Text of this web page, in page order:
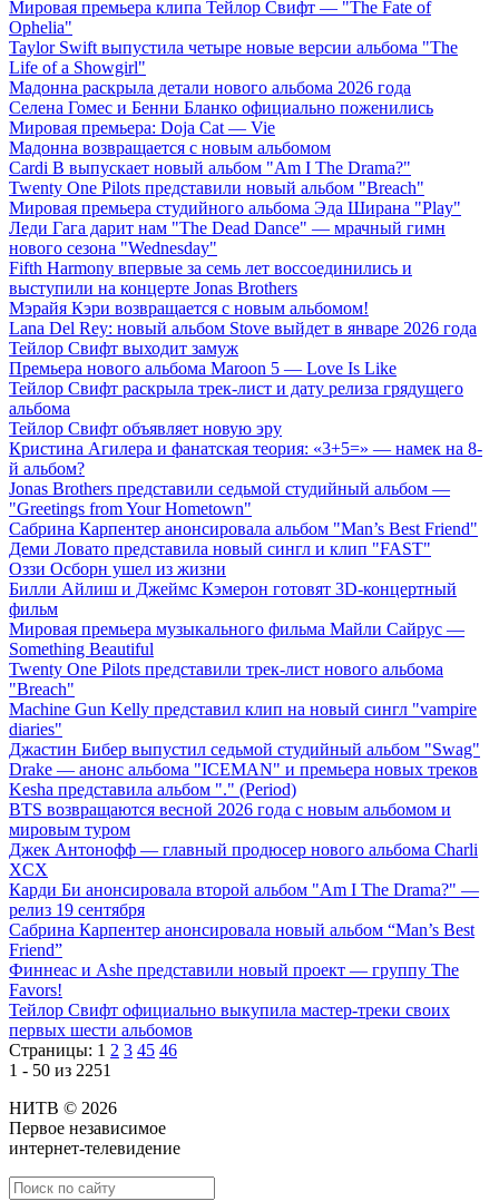
Мировая премьера клипа Тейлор Свифт — "The Fate of
Ophelia"
Taylor Swift выпустила четыре новые версии альбома "The
Life of a Showgirl"
Мадонна раскрыла детали нового альбома 2026 года
Селена Гомес и Бенни Бланко официально поженились
Мировая премьера: Doja Cat — Vie
Мадонна возвращается с новым альбомом
Cardi B выпускает новый альбом "Am I The Drama?"
Twenty One Pilots представили новый альбом "Breach"
Мировая премьера студийного альбома Эда Ширана "Play"
Леди Гага дарит нам "The Dead Dance" — мрачный гимн
нового сезона "Wednesday"
Fifth Harmony впервые за семь лет воссоединились и
выступили на концерте Jonas Brothers
Мэрайя Кэри возвращается с новым альбомом!
Lana Del Rey: новый альбом Stove выйдет в январе 2026 года
Тейлор Свифт выходит замуж
Премьера нового альбома Maroon 5 — Love Is Like
Тейлор Свифт раскрыла трек-лист и дату релиза грядущего
альбома
Тейлор Свифт объявляет новую эру
Кристина Агилера и фанатская теория: «3+5=» — намек на 8-
й альбом?
Jonas Brothers представили седьмой студийный альбом —
"Greetings from Your Hometown"
Сабрина Карпентер анонсировала альбом "Man’s Best Friend"
Деми Ловато представила новый сингл и клип "FAST"
Оззи Осборн ушел из жизни
Билли Айлиш и Джеймс Кэмерон готовят 3D-концертный
фильм
Мировая премьера музыкального фильма Майли Сайрус —
Something Beautiful
Twenty One Pilots представили трек-лист нового альбома
"Breach"
Machine Gun Kelly представил клип на новый сингл "vampire
diaries"
Джастин Бибер выпустил седьмой студийный альбом "Swag"
Drake — анонс альбома "ICEMAN" и премьера новых треков
Kesha представила альбом "." (Period)
BTS возвращаются весной 2026 года с новым альбомом и
мировым туром
Джек Антонофф — главный продюсер нового альбома Charli
XCX
Карди Би анонсировала второй альбом "Am I The Drama?" —
релиз 19 сентября
Сабрина Карпентер анонсировала новый альбом “Man’s Best
Friend”
Финнеас и Ashe представили новый проект — группу The
Favors!
Тейлор Свифт официально выкупила мастер-треки своих
первых шести альбомов
Страницы: 1 2 3 45 46
1 - 50 из 2251
НИТВ © 2026
Первое независимое
интернет-телевидение